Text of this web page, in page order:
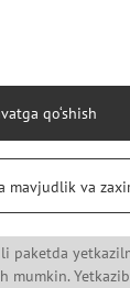
qo‘shish
mavjudlik va
mumkin.